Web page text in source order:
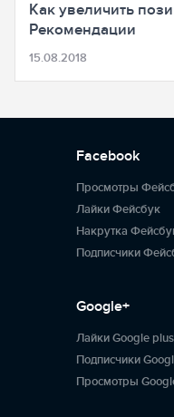
Как увеличить
Рекомендации
15.08.2018
Facebook
Просмотры
Лайки Фейсбук
Накрутка
Подписчики
Google+
Лайки Google plus
Подписчики
Просмотры